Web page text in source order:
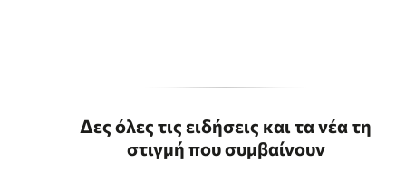
Δες όλες τις ειδήσεις και τα νέα τη
στιγμή που συμβαίνουν